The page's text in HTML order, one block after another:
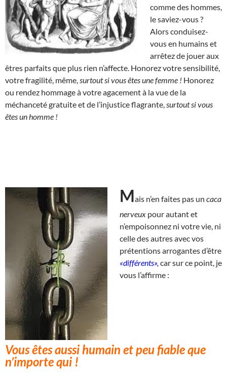
comme des hommes,
le saviez-vous ?
Alors conduisez-
vous en humains et
arrêtez de jouer aux
êtres parfaits que plus rien n’affecte. Honorez votre sensibilité,
votre fragilité, même, surtout si vous êtes une femme ! Honorez
ou rendez hommage à votre agacement à la vue de la
méchanceté gratuite et de l’injustice flagrante, surtout si vous
êtes un homme !
Mais n’en faites pas un caca
nerveux pour autant et
n’empoisonnez ni votre vie, ni
celle des autres avec vos
prétentions arrogantes d’être
«différents», car sur ce point, je
vous l’affirme :
Vous êtes aussi humain et peu fiable que
n’importe qui !